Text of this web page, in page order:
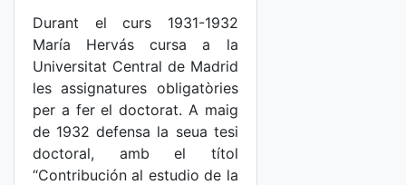
Durant el curs 1931-1932
María Hervás cursa a la
Universitat Central de Madrid
les assignatures obligatòries
per a fer el doctorat. A maig
de 1932 defensa la seua tesi
doctoral, amb el títol
“Contribución al estudio de la